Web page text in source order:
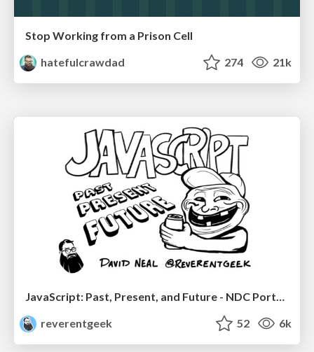
Stop Working from a Prison Cell
hatefulcrawdad
274 21k
reverentgeek
52 6k